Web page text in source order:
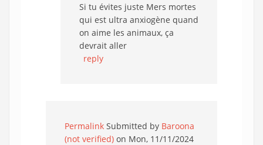
Si tu évites juste Mers mortes
qui est ultra anxiogène quand
on aime les animaux, ça
devrait aller
reply
Permalink Submitted by Baroona
(not verified) on Mon, 11/11/2024